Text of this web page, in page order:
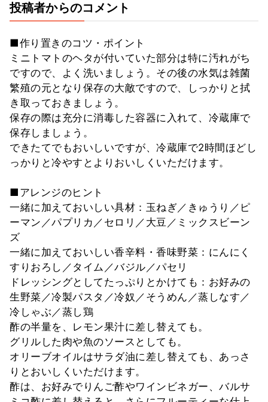
投稿者からのコメント
■作り置きのコツ・ポイント
ミニトマトのヘタが付いていた部分は特に汚れがち
ですので、よく洗いましょう。その後の水気は雑菌
繁殖の元となり保存の大敵ですので、しっかりと拭
き取っておきましょう。
保存の際は充分に消毒した容器に入れて、冷蔵庫で
保存しましょう。
できたてでもおいしいですが、冷蔵庫で2時間ほどし
っかりと冷やすとよりおいしくいただけます。
■アレンジのヒント
一緒に加えておいしい具材：玉ねぎ／きゅうり／ピ
ーマン／パプリカ／セロリ／大豆／ミックスビーン
ズ
一緒に加えておいしい香辛料・香味野菜：にんにく
すりおろし／タイム／バジル／パセリ
ドレッシングとしてたっぷりとかけても：お好みの
生野菜／冷製パスタ／冷奴／そうめん／蒸しなす／
冷しゃぶ／蒸し鶏
酢の半量を、レモン果汁に差し替えても。
グリルした肉や魚のソースとしても。
オリーブオイルはサラダ油に差し替えても、あっさ
りとおいしくいただけます。
酢は、お好みでりんご酢やワインビネガー、バルサ